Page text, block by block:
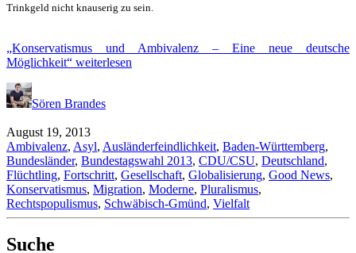
Trinkgeld nicht knauserig zu sein.
„Konservatismus und Ambivalenz – Eine neue deutsche
Möglichkeit“ weiterlesen
Sören Brandes
August 19, 2013
Ambivalenz, Asyl, Ausländerfeindlichkeit, Baden-Württemberg,
Bundesländer, Bundestagswahl 2013, CDU/CSU, Deutschland,
Flüchtling, Fortschritt, Gesellschaft, Globalisierung, Good News,
Konservatismus, Migration, Moderne, Pluralismus,
Rechtspopulismus, Schwäbisch-Gmünd, Vielfalt
Suche